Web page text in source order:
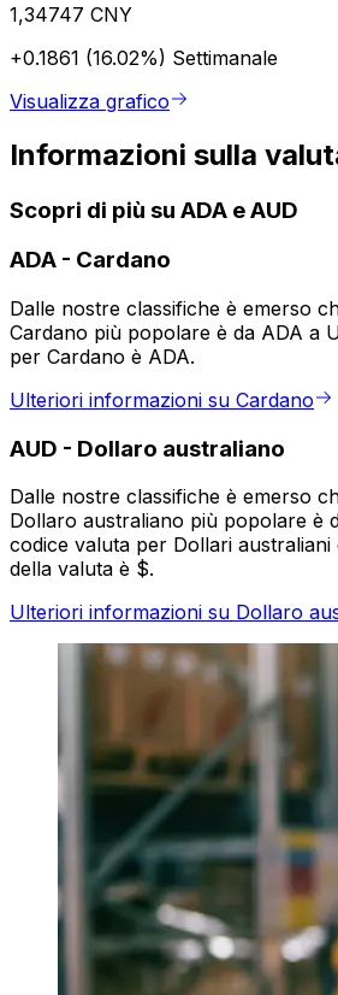
1,34747 CNY
+0.1861 (16.02%) Settimanale
Visualizza grafico
Informazioni sulla
Scopri di più su ADA e AUD
ADA - Cardano
Dalle nostre classifiche è emerso
Cardano più popolare è da ADA a
per Cardano è ADA.
Ulteriori informazioni su Cardano
AUD - Dollaro australiano
Dalle nostre classifiche è emerso
Dollaro australiano più popolare è
codice valuta per Dollari australiani
della valuta è $.
Ulteriori informazioni su Dollaro